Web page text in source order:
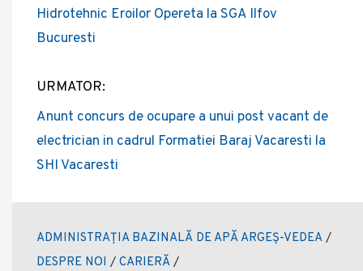
Hidrotehnic Eroilor Opereta la SGA Ilfov
Bucuresti
URMATOR:
Anunt concurs de ocupare a unui post vacant de
electrician in cadrul Formatiei Baraj Vacaresti la
SHI Vacaresti
ADMINISTRAȚIA BAZINALĂ DE APĂ ARGEȘ-VEDEA /
DESPRE NOI / CARIERĂ /